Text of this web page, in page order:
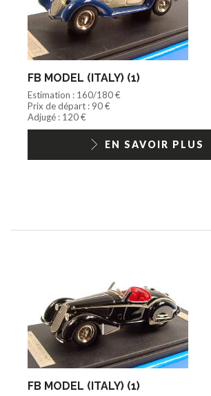
FB MODEL (ITALY) (1)
Estimation : 160/180 €
Prix de départ : 90 €
Adjugé : 120 €
EN SAVOIR PLUS
FB MODEL (ITALY) (1)